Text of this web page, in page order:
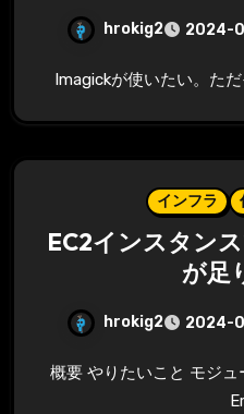
hrokig2 2024-
Imagickが使いたい。た
インフラ
EC2インスタン
が足
hrokig2 2024-
概要 やりたいこと モジュールのインストール エラー